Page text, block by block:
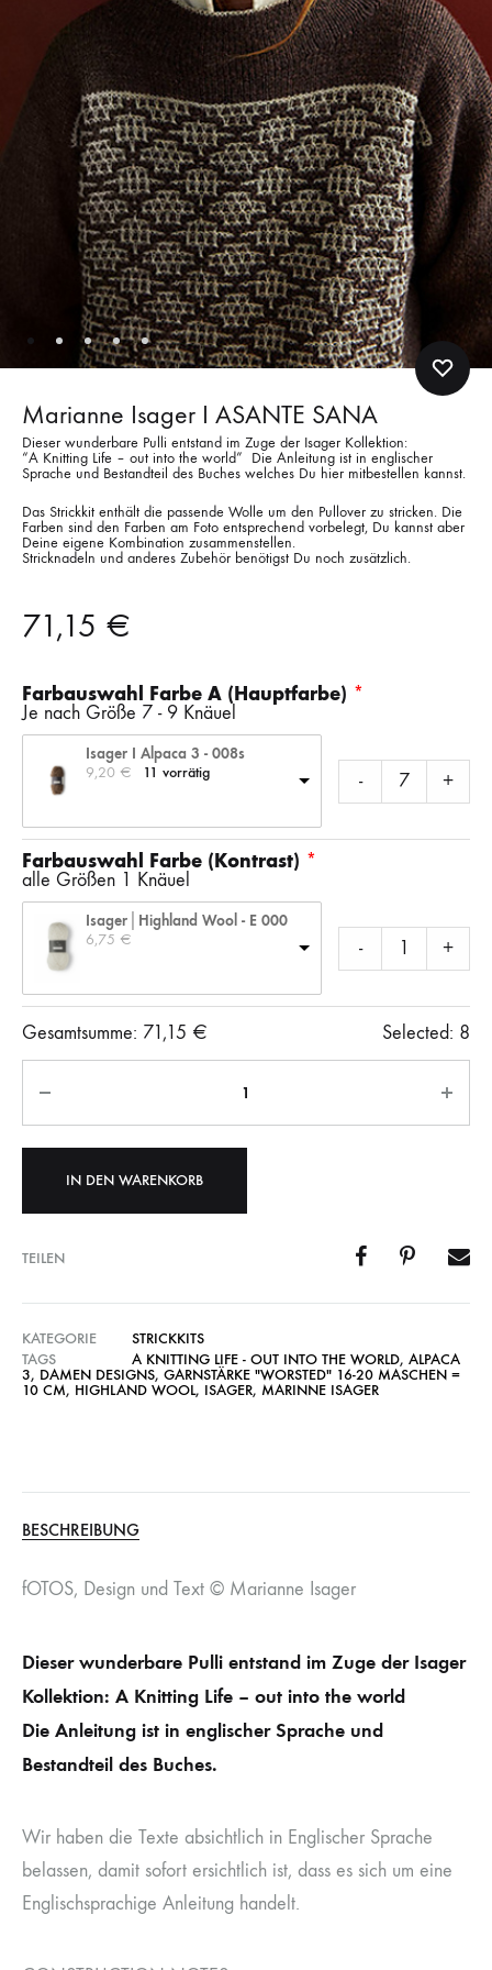
Marianne Isager I ASANTE SANA
Dieser wunderbare Pulli entstand im Zuge der Isager Kollektion:
“A Knitting Life – out into the world” Die Anleitung ist in englischer
Sprache und Bestandteil des Buches welches Du hier mitbestellen kannst.
Das Strickkit enthält die passende Wolle um den Pullover zu stricken. Die
Farben sind den Farben am Foto entsprechend vorbelegt, Du kannst aber
Deine eigene Kombination zusammenstellen.
Stricknadeln und anderes Zubehör benötigst Du noch zusätzlich.
71,15 €
Farbauswahl Farbe A (Hauptfarbe)
Je nach Größe 7 - 9 Knäuel
Isager I Alpaca 3 - 008s
9,20 € 11 vorrätig - +
Farbauswahl Farbe (Kontrast)
alle Größen 1 Knäuel
Isager│Highland Wool - E 000
6,75 € - +
Gesamtsumme: 71,15 € Selected: 8
IN DEN WARENKORB
TEILEN
KATEGORIE
STRICKKITS
TAGS
A KNITTING LIFE - OUT INTO THE WORLD, ALPACA
3, DAMEN DESIGNS, GARNSTÄRKE "WORSTED" 16-20 MASCHEN =
10 CM, HIGHLAND WOOL, ISAGER, MARINNE ISAGER
BESCHREIBUNG
fOTOS, Design und Text © Marianne Isager
Dieser wunderbare Pulli entstand im Zuge der Isager
Kollektion: A Knitting Life – out into the world
Die Anleitung ist in englischer Sprache und
Bestandteil des Buches.
Wir haben die Texte absichtlich in Englischer Sprache
belassen, damit sofort ersichtlich ist, dass es sich um eine
Englischsprachige Anleitung handelt.